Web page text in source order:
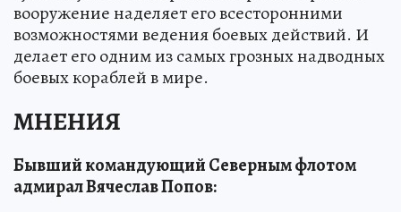
вооружение наделяет его всесторонними
возможностями ведения боевых действий. И
делает его одним из самых грозных надводных
боевых кораблей в мире.
МНЕНИЯ
Бывший командующий Северным флотом
адмирал Вячеслав Попов: